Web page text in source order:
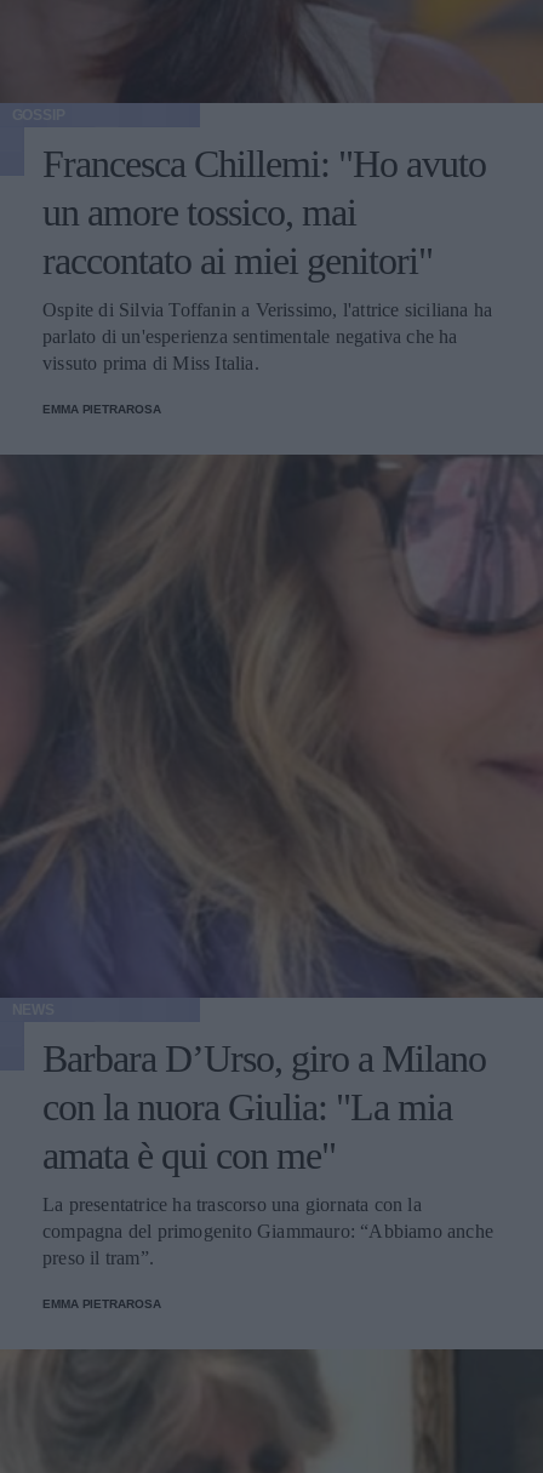
Francesca Chillemi: "Ho avuto
un amore tossico, mai
raccontato ai miei genitori"
Ospite di Silvia Toffanin a Verissimo, l'attrice siciliana ha
parlato di un'esperienza sentimentale negativa che ha
vissuto prima di Miss Italia.
EMMA PIETRAROSA
Barbara D’Urso, giro a Milano
con la nuora Giulia: "La mia
amata è qui con me"
La presentatrice ha trascorso una giornata con la
compagna del primogenito Giammauro: “Abbiamo anche
preso il tram”.
EMMA PIETRAROSA